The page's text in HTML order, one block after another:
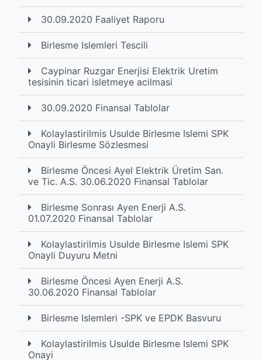
30.09.2020 Faaliyet Raporu
Birlesme Islemleri Tescili
Caypinar Ruzgar Enerjisi Elektrik Uretim
tesisinin ticari isletmeye acilmasi
30.09.2020 Finansal Tablolar
Kolaylastirilmis Usulde Birlesme Islemi SPK
Onayli Birlesme Sözlesmesi
Birlesme Öncesi Ayel Elektrik Üretim San.
ve Tic. A.S. 30.06.2020 Finansal Tablolar
Birlesme Sonrası Ayen Enerji A.S.
01.07.2020 Finansal Tablolar
Kolaylastirilmis Usulde Birlesme Islemi SPK
Onayli Duyuru Metni
Birlesme Öncesi Ayen Enerji A.S.
30.06.2020 Finansal Tablolar
Birlesme Islemleri -SPK ve EPDK Basvuru
Kolaylastirilmis Usulde Birlesme Islemi SPK
Onayi